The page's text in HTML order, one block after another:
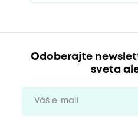
Odoberajte
sveta